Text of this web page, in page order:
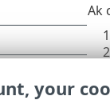
Ak
your